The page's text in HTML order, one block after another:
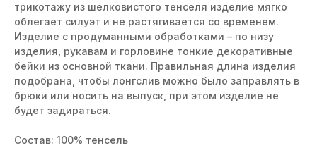
трикотажу из шелковистого тенселя изделие мягко
облегает силуэт и не растягивается со временем.
Изделие с продуманными обработками – по низу
изделия, рукавам и горловине тонкие декоративные
бейки из основной ткани. Правильная длина изделия
подобрана, чтобы лонгслив можно было заправлять в
брюки или носить на выпуск, при этом изделие не
будет задираться.
Состав: 100% тенсель